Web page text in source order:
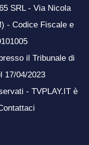
SRL - Via Nicola
- Codice Fiscale e
il Tribunale di
17/04/2023
- TVPLAY.IT è